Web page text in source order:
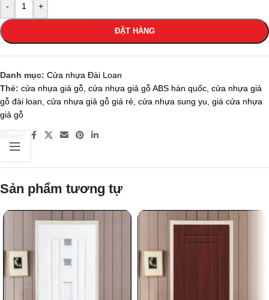
- +
ĐẶT HÀNG
Danh mục: Cửa nhựa Đài Loan
Thẻ: cửa nhựa giả gỗ cửa nhựa giả gỗ ABS hàn quốc cửa nhựa giả
gỗ đài loan cửa nhựa giả gỗ giá rẻ cửa nhựa sung yu giá cửa nhựa
giả gỗ
Sản phẩm tương tự